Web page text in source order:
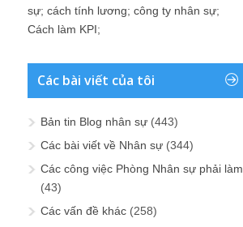
sự; cách tính lương; công ty nhân sự;
Cách làm KPI;
Các bài viết của tôi
Bản tin Blog nhân sự (443)
Các bài viết về Nhân sự (344)
Các công việc Phòng Nhân sự phải làm
(43)
Các vấn đề khác (258)